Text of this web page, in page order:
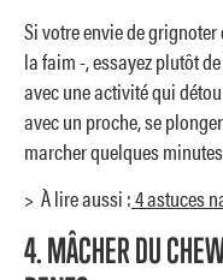
Si votre envie de grignoter
la faim -, essayez plutôt
avec une activité qui
avec un proche, se
marcher quelques
> À lire aussi :4 astuces
4. MÂCHER DU